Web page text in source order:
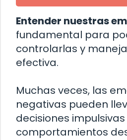
Entender nuestras
fundamental para
controlarlas y
efectiva.
Muchas veces, las
negativas pueden
decisiones
comportamientos